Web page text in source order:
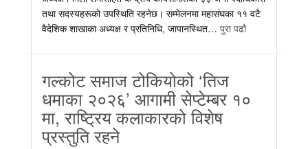
तथा सदस्यहरूको उपस्थिति रहनेछ। सम्मेलनमा महासंघका ११ वटै
वैदेशिक शाखाका अध्यक्ष र प्रतिनिधि, जापानस्थित… पुरा पढौ
गल्कोट समाज टोकियोको ‘तिज
धमाका २०२६’ आगामी सेप्टेम्बर १०
मा, राष्ट्रिय कलाकारको विशेष
प्रस्तुति रहने